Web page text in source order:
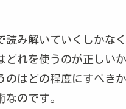
読み解いていくしかな
どれを使うのが正しい
のはどの程度にすべき
のです。